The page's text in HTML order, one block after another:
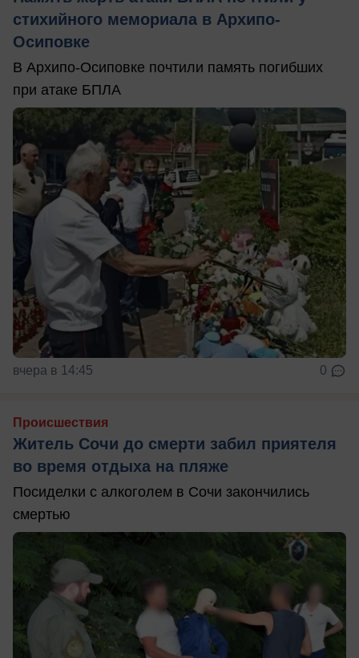
стихийного мемориала в Архипо-
Осиповке
В Архипо-Осиповке почтили память погибших
при атаке БПЛА
вчера в 14:45 0
Происшествия
Житель Сочи до смерти забил приятеля
во время отдыха на пляже
Посиделки с алкоголем в Сочи закончились
смертью